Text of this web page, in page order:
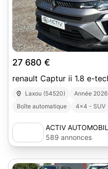
27 680 €
renault Captur ii 1.8 e-
Laxou (54520) Année 2026
Boîte automatique
4x4 - SUV
ACTIV
589 annonces